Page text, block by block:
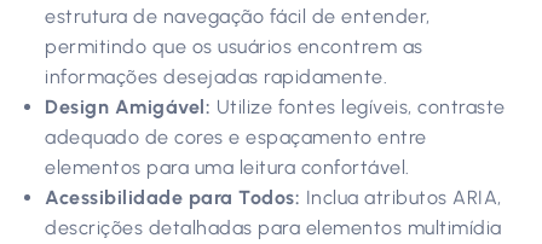
estrutura de navegação fácil de entender,
permitindo que os usuários encontrem as
informações desejadas rapidamente.
Design Amigável: Utilize fontes legíveis, contraste
adequado de cores e espaçamento entre
elementos para uma leitura confortável.
Acessibilidade para Todos: Inclua atributos ARIA,
descrições detalhadas para elementos multimídia